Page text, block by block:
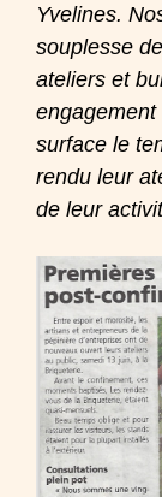
Yvelines.
souplesse
ateliers et
surface le
rendu leur
de leur